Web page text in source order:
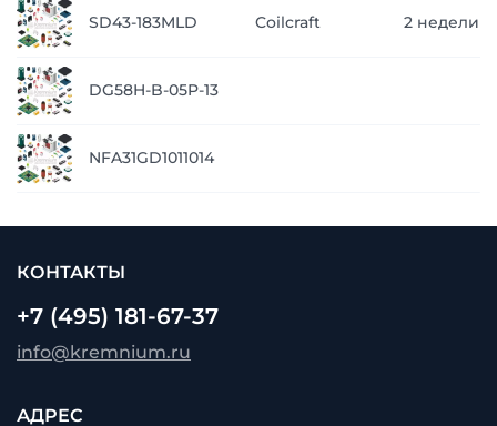
SD43-183MLD Coilcraft 2 недели
DG58H-B-05P-13
NFA31GD1011014
КОНТАКТЫ
+7 (495) 181-67-37
info@kremnium.ru
АДРЕС